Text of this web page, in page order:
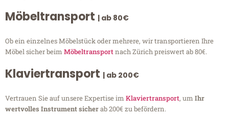
Möbeltransport | ab 80€
Ob ein einzelnes Möbelstück oder mehrere, wir transportieren Ihre
Möbel sicher beim Möbeltransportnach Zürich preiswert ab 80€.
Klaviertransport | ab 200€
Vertrauen Sie auf unsere Expertise im Klaviertransport, um Ihr
wertvolles Instrument sicherab 200€ zu befördern.